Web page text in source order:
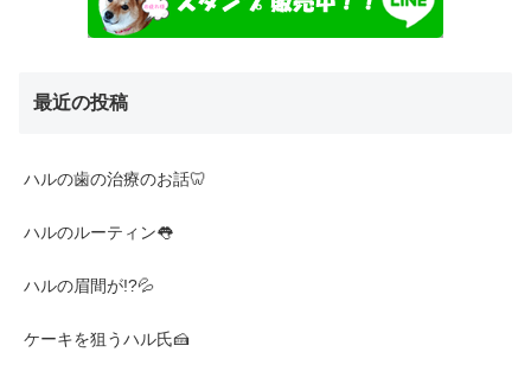
最近の投稿
ハルの歯の治療のお話🦷
ハルのルーティン👅
ハルの眉間が!?💦
ケーキを狙うハル氏🍰